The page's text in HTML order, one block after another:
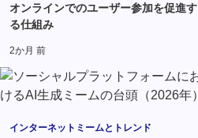
オンラインでのユーザー参加を促進す
る仕組み
2か月 前
インターネットミームとトレンド